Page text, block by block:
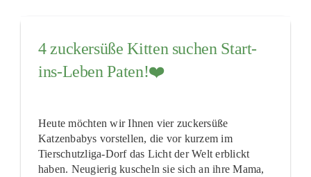
4 zuckersüße Kitten suchen Start-
ins-Leben Paten!❤️
Heute möchten wir Ihnen vier zuckersüße
Katzenbabys vorstellen, die vor kurzem im
Tierschutzliga-Dorf das Licht der Welt erblickt
haben. Neugierig kuscheln sie sich an ihre Mama,